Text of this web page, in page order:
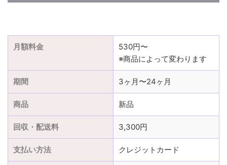
月額料金
530円〜
※商品によって変わります
期間 3ヶ月〜24ヶ月
商品 新品
回収・配送料 3,300円
支払い方法 クレジットカード